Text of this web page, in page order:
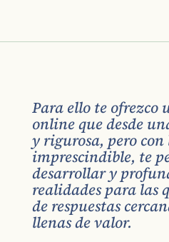
Para ello te ofrezco
online que desde
y rigurosa, pero
imprescindible, te
desarrollar y
realidades para las
de respuestas
llenas de valor.